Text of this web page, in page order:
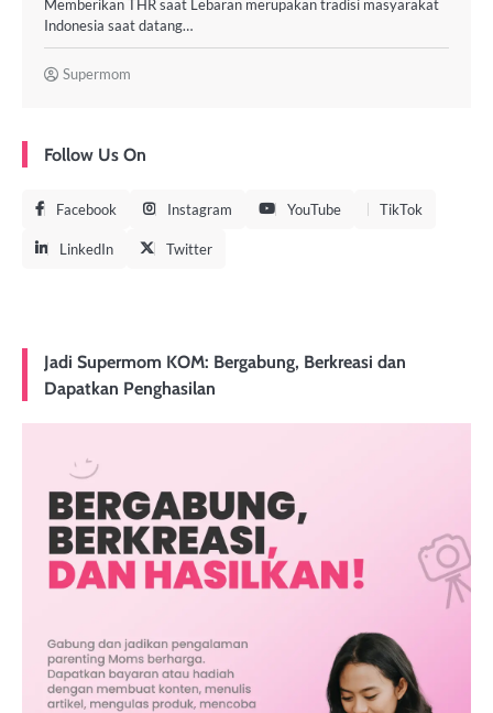
Memberikan THR saat Lebaran merupakan tradisi masyarakat
Indonesia saat datang…
Supermom
Follow Us On
Facebook Instagram YouTube TikTok
LinkedIn Twitter
Jadi Supermom KOM: Bergabung, Berkreasi dan
Dapatkan Penghasilan